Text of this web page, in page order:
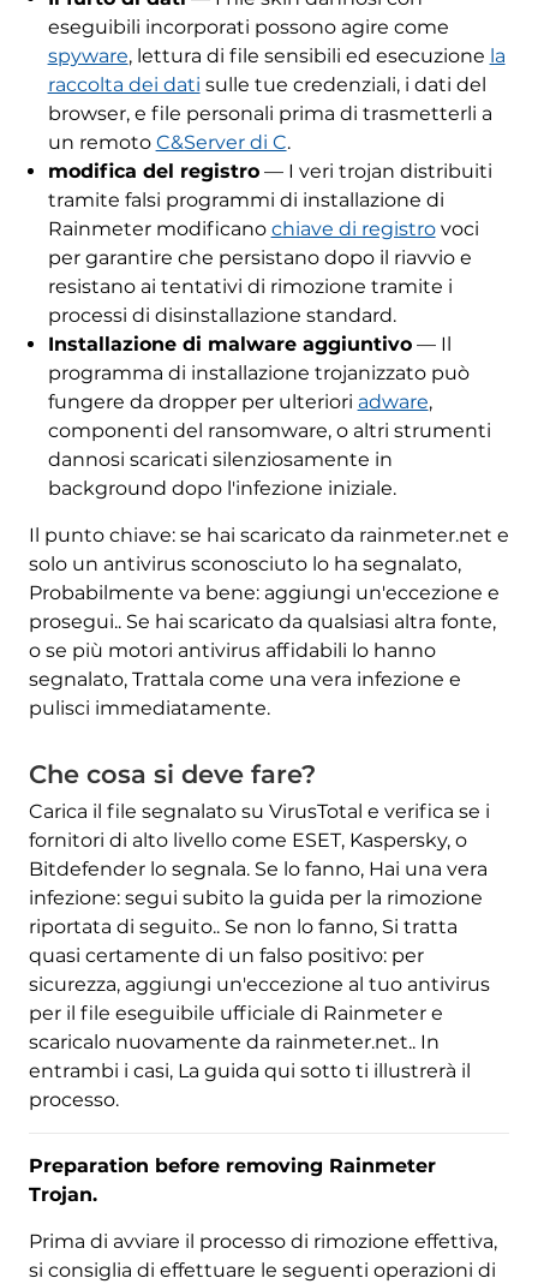
eseguibili incorporati possono agire come
spyware, lettura di file sensibili ed esecuzione la
raccolta dei dati sulle tue credenziali, i dati del
browser, e file personali prima di trasmetterli a
un remoto C&Server di C.
modifica del registro— I veri trojan distribuiti
tramite falsi programmi di installazione di
Rainmeter modificano chiave di registrovoci
per garantire che persistano dopo il riavvio e
resistano ai tentativi di rimozione tramite i
processi di disinstallazione standard.
Installazione di malware aggiuntivo— Il
programma di installazione trojanizzato può
fungere da dropper per ulteriori adware,
componenti del ransomware, o altri strumenti
dannosi scaricati silenziosamente in
background dopo l'infezione iniziale.
Il punto chiave: se hai scaricato da rainmeter.net e
solo un antivirus sconosciuto lo ha segnalato,
Probabilmente va bene: aggiungi un'eccezione e
prosegui.. Se hai scaricato da qualsiasi altra fonte,
o se più motori antivirus affidabili lo hanno
segnalato, Trattala come una vera infezione e
pulisci immediatamente.
Che cosa si deve fare?
Carica il file segnalato su VirusTotal e verifica se i
fornitori di alto livello come ESET, Kaspersky, o
Bitdefender lo segnala. Se lo fanno, Hai una vera
infezione: segui subito la guida per la rimozione
riportata di seguito.. Se non lo fanno, Si tratta
quasi certamente di un falso positivo: per
sicurezza, aggiungi un'eccezione al tuo antivirus
per il file eseguibile ufficiale di Rainmeter e
scaricalo nuovamente da rainmeter.net.. In
entrambi i casi, La guida qui sotto ti illustrerà il
processo.
Preparation before removing Rainmeter
Trojan.
Prima di avviare il processo di rimozione effettiva,
si consiglia di effettuare le seguenti operazioni di